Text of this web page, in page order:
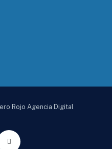
Rojo Agencia Digital